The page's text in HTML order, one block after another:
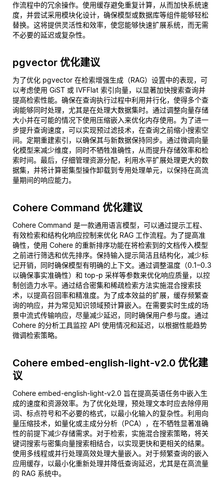
作流程中的冗余操作。使用缓存避免重复计算，从而加快系统速
度，并尝试采用模块化设计，确保模型或数据库等组件能够轻松
替换。这将提供灵活性和效率，使您能够快速扩展系统，而无需
不必要的延迟或复杂性。
pgvector 优化建议
为了优化 pgvector 在检索增强生成（RAG）设置中的表现，可
以考虑使用 GiST 或 IVFFlat 索引向量，以显著加快搜索查询并
提高检索性能。确保在查询执行过程中利用并行化，使得多个查
询能够同时处理，尤其是在处理大数据集时。通过调整向量存储
大小并在可能的情况下使用压缩嵌入来优化内存使用。为了进一
步提升查询速度，可以实现预过滤技术，在查询之前缩小搜索空
间。定期重建索引，以确保其与新数据保持同步。通过微调向量
化模型来减少维度，同时不牺牲准确性，从而提升存储效率和检
索时间。最后，仔细管理资源分配，利用水平扩展处理更大的数
据集，并将计算密集型操作卸载到专用处理单元，以保持在高流
量期间的响应能力。
Cohere Command 优化建议
Cohere Command 是一款通用语言模型，可以通过提示工程、
有效检索和结构化响应控制来优化 RAG 工作流程。为了提高准
确性，使用 Cohere 的重新排序功能在将检索到的文档传入模型
之前进行筛选和优先排序。保持输入提示简洁且结构化，减少标
记开销，同时确保模型有明确的上下文。通过调整温度（0.1–0.3
以确保事实准确性）和 top-p 采样等参数来优化响应质量，以控
制创造力水平。通过结合密集和稀疏检索方法实施混合搜索技
术，以提高召回率和精准度。为了成本效益的扩展，缓存频繁查
询的响应，并为常见知识领域预计算嵌入。在需要实时生成的场
景中流式传输响应，尽量减少延迟，同时确保用户参与度。通过
Cohere 的分析工具监控 API 使用情况和延迟，以根据性能趋势
微调检索策略。
Cohere embed-english-light-v2.0 优化建
议
Cohere embed-english-light-v2.0 旨在提高英语任务中嵌入生
成的速度和资源效率。为了优化处理，预处理文本时应去除停用
词、标点符号和不必要的格式，以最小化输入的复杂性。利用向
量压缩技术，如量化或主成分分析（PCA），在不牺牲显著准确
性的前提下减少存储需求。对于检索，实施混合搜索策略，将关
键词搜索与密集向量搜索相结合，以实现更快和更相关的结果。
使用多线程或并行处理高效处理大量嵌入。对于频繁查询的嵌入
应用缓存，以最小化重新处理并降低查询延迟，尤其是在高流量
的 RAG 系统中。